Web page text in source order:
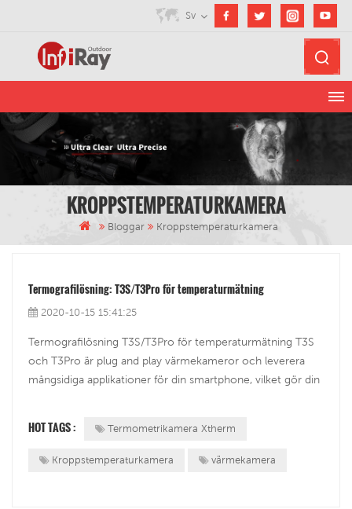
Sv
KROPPSTEMPERATURKAMERA
Bloggar Kroppstemperaturkamera
Termografilösning: T3S/T3Pro för temperaturmätning
2020-10-15 15:41:25
Termografilösning T3S/T3Pro för temperaturmätning T3S
och T3Pro är plug and play värmekameror och leverera
mångsidiga applikationer för din smartphone, vilket gör din
funktionerna ger dig tekn...
HOT TAGS : Termometrikamera Xtherm
Kroppstemperaturkamera värmekamera